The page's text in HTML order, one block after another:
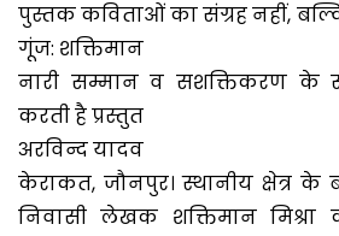
पुस्तक कविताओं का संग्रह नहीं,
गूंज: शक्तिमान
नारी सम्मान व सशक्तिकरण के
करती है प्रस्तुत
अरविन्द यादव
केराकत, जौनपुर। स्थानीय क्षेत्र के
निवासी लेखक शक्तिमान मिश्रा